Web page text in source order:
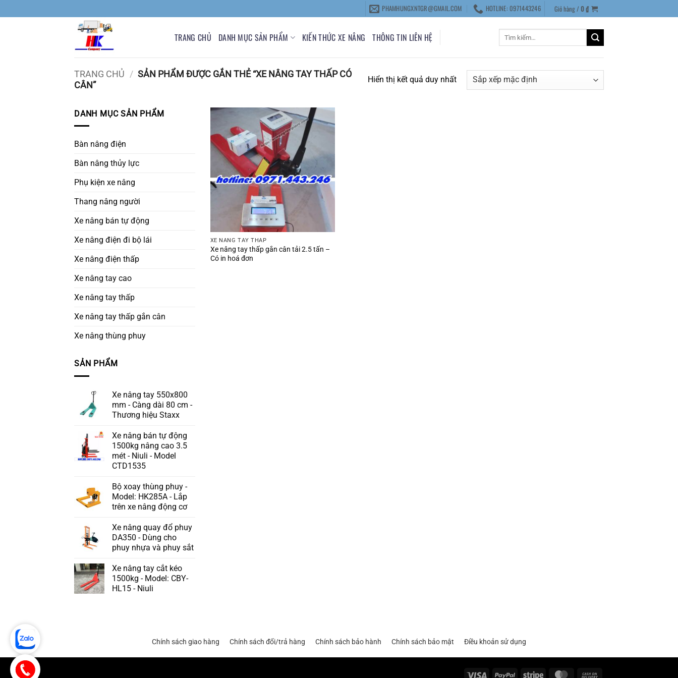
qua
PHAMHUNGXNTGR@GMAIL.COM HOTLINE: 0971443246 Giỏ hàng /0₫
TRANG CHỦ DANH MỤC SẢN PHẨM KIẾN THỨC XE NÂNG THÔNG TIN LIÊN HỆ
TRANG CHỦ / SẢN PHẨM ĐƯỢC GẮN THẺ “XE NÂNG TAY THẤP CÓ
CÂN”
Hiển thị kết quả duy nhất
DANH MỤC SẢN PHẨM
Bàn nâng điện
Bàn nâng thủy lực
Phụ kiện xe nâng
Thang nâng người
Xe nâng bán tự động
Xe nâng điện đi bộ lái
Xe nâng điện thấp
Xe nâng tay cao
Xe nâng tay thấp
Xe nâng tay thấp gắn cân
Xe nâng thùng phuy
SẢN PHẨM
Xe nâng tay 550x800
mm - Càng dài 80 cm -
Thương hiệu Staxx
Xe nâng bán tự động
1500kg nâng cao 3.5
mét - Niuli - Model
CTD1535
Bộ xoay thùng phuy -
Model: HK285A - Lắp
trên xe nâng động cơ
Xe nâng quay đổ phuy
DA350 - Dùng cho
phuy nhựa và phuy sắt
Xe nâng tay cắt kéo
1500kg - Model: CBY-
HL15 - Niuli
XE NÂNG TAY THẤP
Xe nâng tay thấp gắn cân tải 2.5 tấn –
Có in hoá đơn
Chính sách giao hàng Chính sách đổi/trả hàng Chính sách bảo hành Chính sách bảo mật Điều khoản sử dụng
Visa PayPal Stripe MasterCard